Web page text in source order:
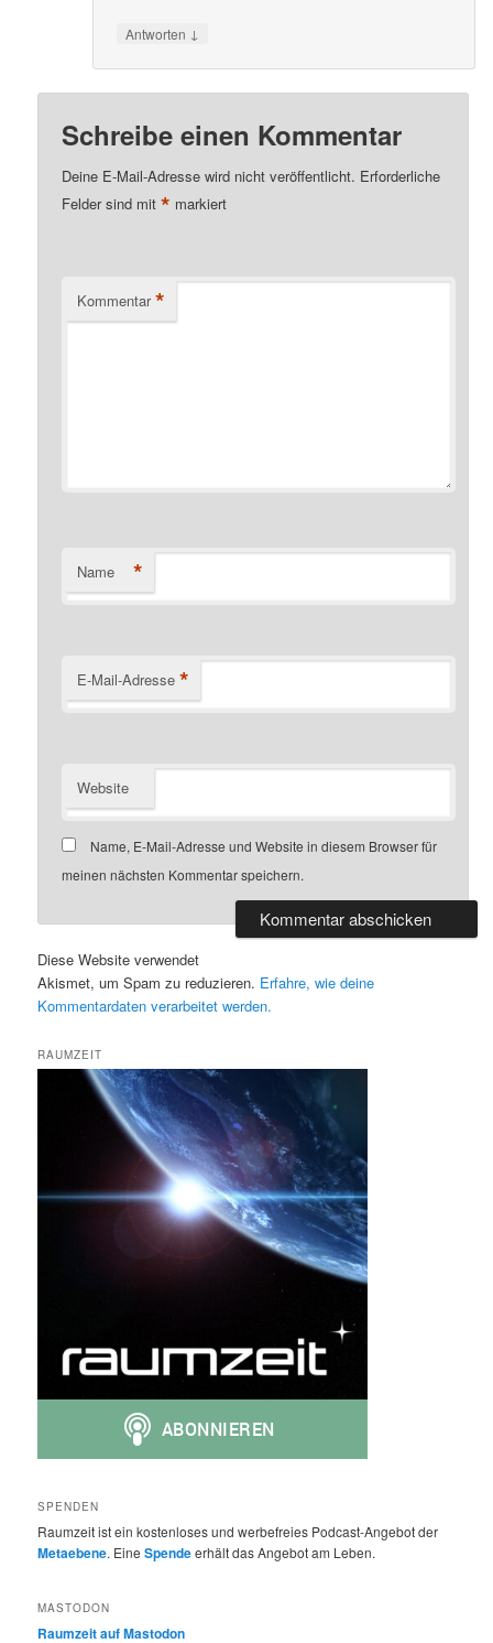
Antworten ↓
Schreibe einen Kommentar
Deine E-Mail-Adresse wird nicht veröffentlicht. Erforderliche
Felder sind mit* markiert
Kommentar *
Name *
E-Mail-Adresse *
Website
Name, E-Mail-Adresse und Website in diesem Browser für
meinen nächsten Kommentar speichern.
Diese Website verwendet
Akismet, um Spam zu reduzieren. Erfahre, wie deine
Kommentardaten verarbeitet werden.
RAUMZEIT
SPENDEN
Raumzeit ist ein kostenloses und werbefreies Podcast-Angebot der
Metaebene. EineSpendeerhält das Angebot am Leben.
MASTODON
Raumzeit auf Mastodon